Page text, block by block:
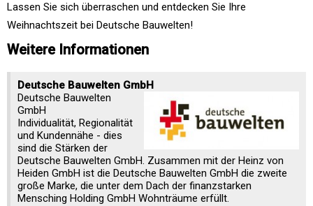
Lassen Sie sich überraschen und entdecken Sie Ihre
Weihnachtszeit bei Deutsche Bauwelten!
Weitere Informationen
Deutsche Bauwelten GmbH
Deutsche Bauwelten
GmbH
Individualität, Regionalität
und Kundennähe - dies
sind die Stärken der
Deutsche Bauwelten GmbH. Zusammen mit der Heinz von
Heiden GmbH ist die Deutsche Bauwelten GmbH die zweite
große Marke, die unter dem Dach der finanzstarken
Mensching Holding GmbH Wohnträume erfüllt.